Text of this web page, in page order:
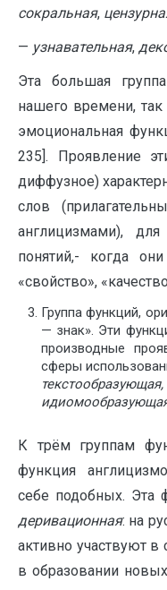
сокральная,
— узнавательная,
Эта большая
нашего времени,
эмоциональная
235]. Проявление
диффузное)
слов
англицизмами),
понятий,- когда
«свойство»,
Группа функций,
— знак». Эти
производные
сферы
К трём группам
функция
себе подобных. Эта
деривационная: на
активно участвуют
в образовании